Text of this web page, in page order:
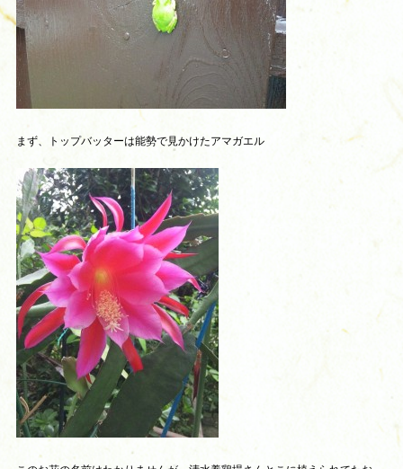
まず、トップバッターは能勢で見かけたアマガエル